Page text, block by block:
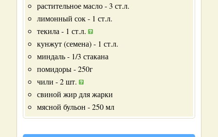
растительное масло - 3 ст.л.
лимонный сок - 1 ст.л.
текила - 1 ст.л.
кунжут (семена) - 1 ст.л.
миндаль - 1/3 стакана
помидоры - 250г
чили - 2 шт.
свиной жир для жарки
мясной бульон - 250 мл